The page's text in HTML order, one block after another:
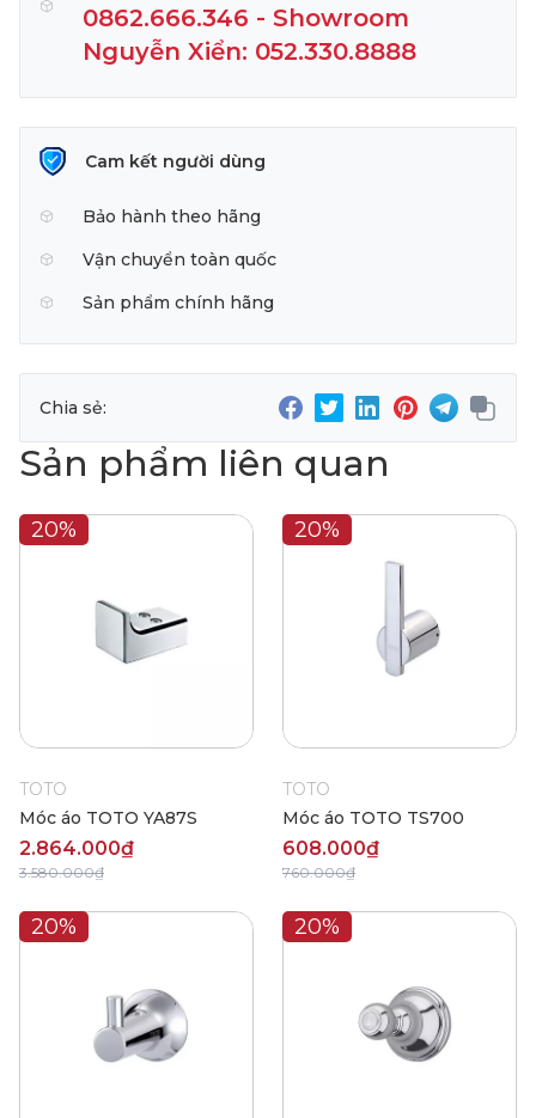
0862.666.346 - Showroom
Nguyễn Xiển: 052.330.8888
Cam kết người dùng
Bảo hành theo hãng
Vận chuyển toàn quốc
Sản phẩm chính hãng
Chia sẻ:
Sản phẩm liên quan
20%
TOTO
Móc áo TOTO YA87S
2.864.000₫
3.580.000₫
20%
TOTO
Móc áo TOTO TS700
608.000₫
760.000₫
20% 20%